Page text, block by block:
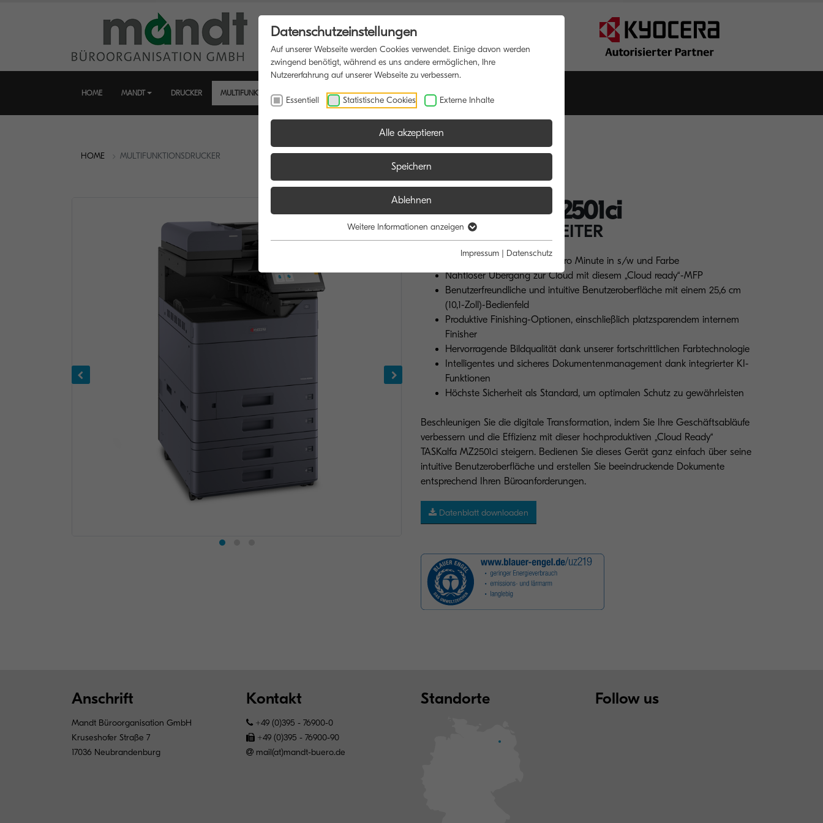
HOME MANDT DRUCKER MULTIFUNKTIONSDRUCKER SOFTWARE BLOG
HOME MULTIFUNKTIONSDRUCKER
TASKalfa MZ2501ci
IHR CLOUD-BEGLEITER
Bis zu 25/12 Seiten A4/A3 pro Minute in s/w und Farbe
Nahtloser Übergang zur Cloud mit diesem „Cloud ready“-MFP
Benutzerfreundliche und intuitive Benutzeroberfläche mit einem 25,6 cm
(10,1-Zoll)-Bedienfeld
Produktive Finishing-Optionen, einschließlich platzsparendem internem
Finisher
Hervorragende Bildqualität dank unserer fortschrittlichen Farbtechnologie
Intelligentes und sicheres Dokumentenmanagement dank integrierter KI-
Funktionen
Höchste Sicherheit als Standard, um optimalen Schutz zu gewährleisten
Beschleunigen Sie die digitale Transformation, indem Sie Ihre Geschäftsabläufe
verbessern und die Effizienz mit dieser hochproduktiven „Cloud Ready“
TASKalfa MZ2501ci steigern. Bedienen Sie dieses Gerät ganz einfach über seine
intuitive Benutzeroberfläche und erstellen Sie beeindruckende Dokumente
entsprechend Ihren Büroanforderungen.
Datenblatt downloaden
Anschrift
Mandt Büroorganisation GmbH
Kruseshofer Straße 7
17036 Neubrandenburg
Kontakt
+49 (0)395 - 76900-0
+49 (0)395 - 76900-90
mail(at)mandt-buero.de
Standorte Follow us
Datenschutzeinstellungen
Auf unserer Webseite werden Cookies verwendet. Einige davon werden
zwingend benötigt, während es uns andere ermöglichen, Ihre
Nutzererfahrung auf unserer Webseite zu verbessern.
Essentiell Statistische Cookies Externe Inhalte
Alle akzeptieren
Speichern
Ablehnen
Weitere Informationen anzeigen
Impressum | Datenschutz